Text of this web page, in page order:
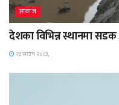
आवाज
देशका विभिन्न स्थानमा
२३ साउन २०८३,